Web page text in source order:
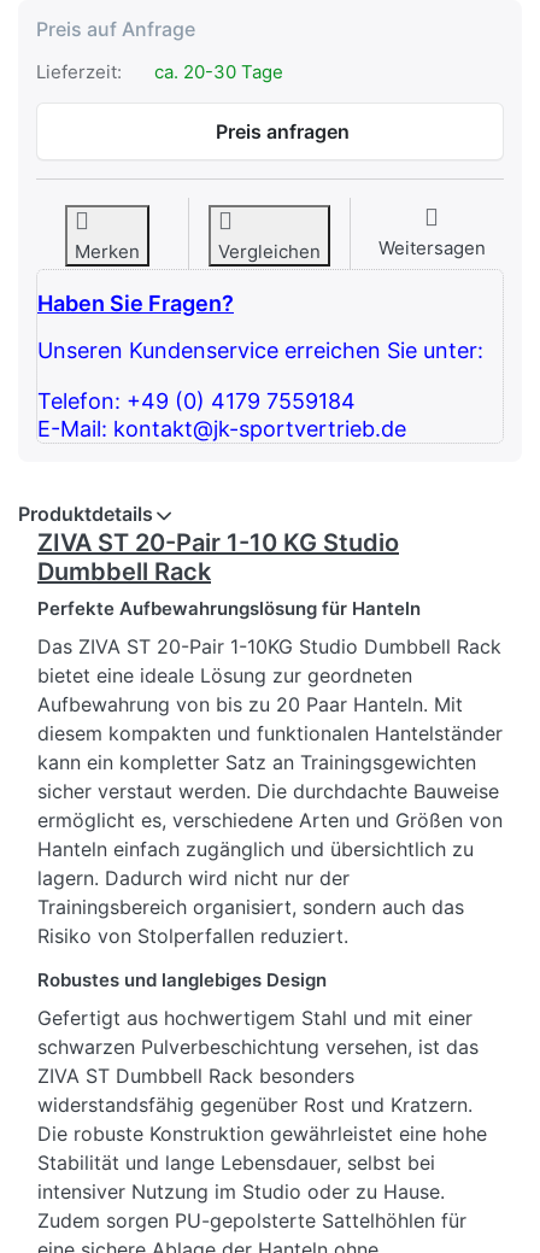
Preis auf Anfrage
Lieferzeit: ca. 20-30 Tage
Preis anfragen
Merken Vergleichen Weitersagen
Haben Sie Fragen?
Unseren Kundenservice erreichen Sie unter:
Telefon: +49 (0) 4179 7559184
E-Mail: kontakt@jk-sportvertrieb.de
Produktdetails
ZIVA ST 20-Pair 1-10 KG Studio
Dumbbell Rack
Perfekte Aufbewahrungslösung für Hanteln
Das ZIVA ST 20-Pair 1-10KG Studio Dumbbell Rack
bietet eine ideale Lösung zur geordneten
Aufbewahrung von bis zu 20 Paar Hanteln. Mit
diesem kompakten und funktionalen Hantelständer
kann ein kompletter Satz an Trainingsgewichten
sicher verstaut werden. Die durchdachte Bauweise
ermöglicht es, verschiedene Arten und Größen von
Hanteln einfach zugänglich und übersichtlich zu
lagern. Dadurch wird nicht nur der
Trainingsbereich organisiert, sondern auch das
Risiko von Stolperfallen reduziert.
Robustes und langlebiges Design
Gefertigt aus hochwertigem Stahl und mit einer
schwarzen Pulverbeschichtung versehen, ist das
ZIVA ST Dumbbell Rack besonders
widerstandsfähig gegenüber Rost und Kratzern.
Die robuste Konstruktion gewährleistet eine hohe
Stabilität und lange Lebensdauer, selbst bei
intensiver Nutzung im Studio oder zu Hause.
Zudem sorgen PU-gepolsterte Sattelhöhlen für